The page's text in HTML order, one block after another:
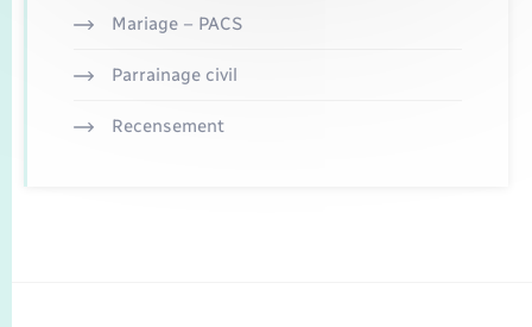
Mariage – PACS
Parrainage civil
Recensement